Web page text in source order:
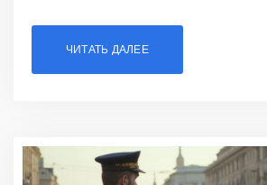
психологии, а также даём
проверенных советов, что
сложных случаях. Чем отличается
ЧИТАТЬ ДАЛЕЕ